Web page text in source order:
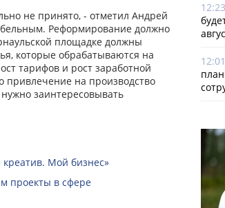
не принято, - отметил Андрей
Реформирование должно
площадке должны
которые обрабатываются на
тарифов и рост заработной
привлечение на производство
заинтересовывать
Мой бизнес»
проекты в сфере
12:23
12:01